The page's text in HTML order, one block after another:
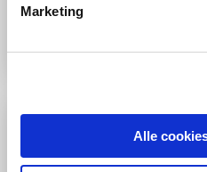
Marketing
Alle
Basissiroop voor